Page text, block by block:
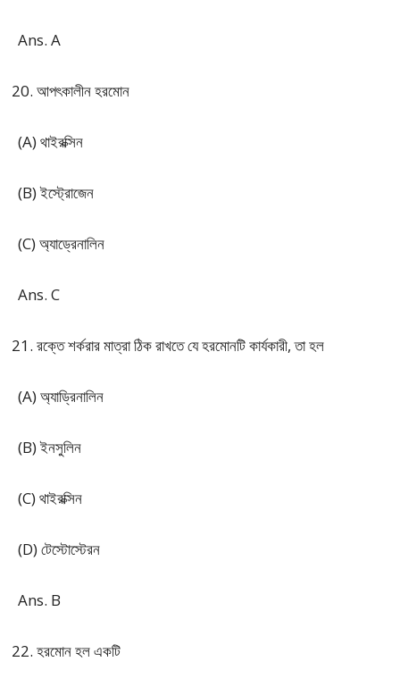
Ans. A
আপৎকালীন হরমোন
(A) থাইরক্সিন
(B) ইস্ট্রোজেন
(C) অ্যাড্রেনালিন
Ans. C
রক্তে শর্করার মাত্রা ঠিক রাখতে যে হরমোনটি কার্যকারী, তা হল
(A) অ্যাড্রিনালিন
(B) ইনসুলিন
(C) থাইরক্সিন
(D) টেস্টোস্টেরন
Ans. B
হরমোন হল একটি